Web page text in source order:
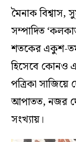
মৈনাক বিশ্বাস,
সম্পাদিত
শতকের একুশ-তম
হিসেবে কোনও
পত্রিকা সাজিয়ে
আপাতত, নজর
সংখ্যায়।